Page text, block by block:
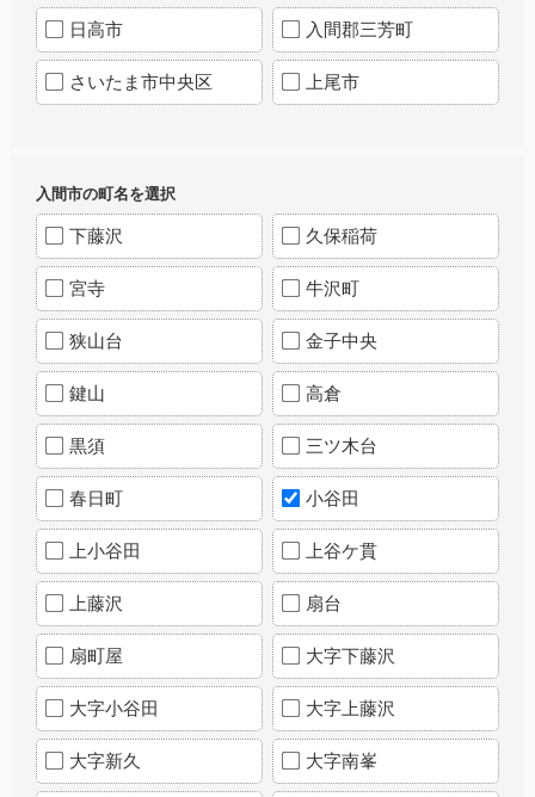
日高市 入間郡三芳町
さいたま市中央区 上尾市
入間市の町名を選択
下藤沢 久保稲荷
宮寺 牛沢町
狭山台 金子中央
鍵山 高倉
黒須 三ツ木台
春日町 小谷田
上小谷田 上谷ケ貫
上藤沢 扇台
扇町屋 大字下藤沢
大字小谷田 大字上藤沢
大字新久 大字南峯